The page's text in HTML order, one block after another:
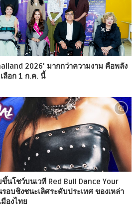
2026’ มากกว่าความงาม คือพลัง
ลือก 1 ก.ค. นี้
ขึ้นโชว์บนเวที Red Bull Dance Your
อบชิงชนะเลิศระดับประเทศ ของเหล่า
องไทย